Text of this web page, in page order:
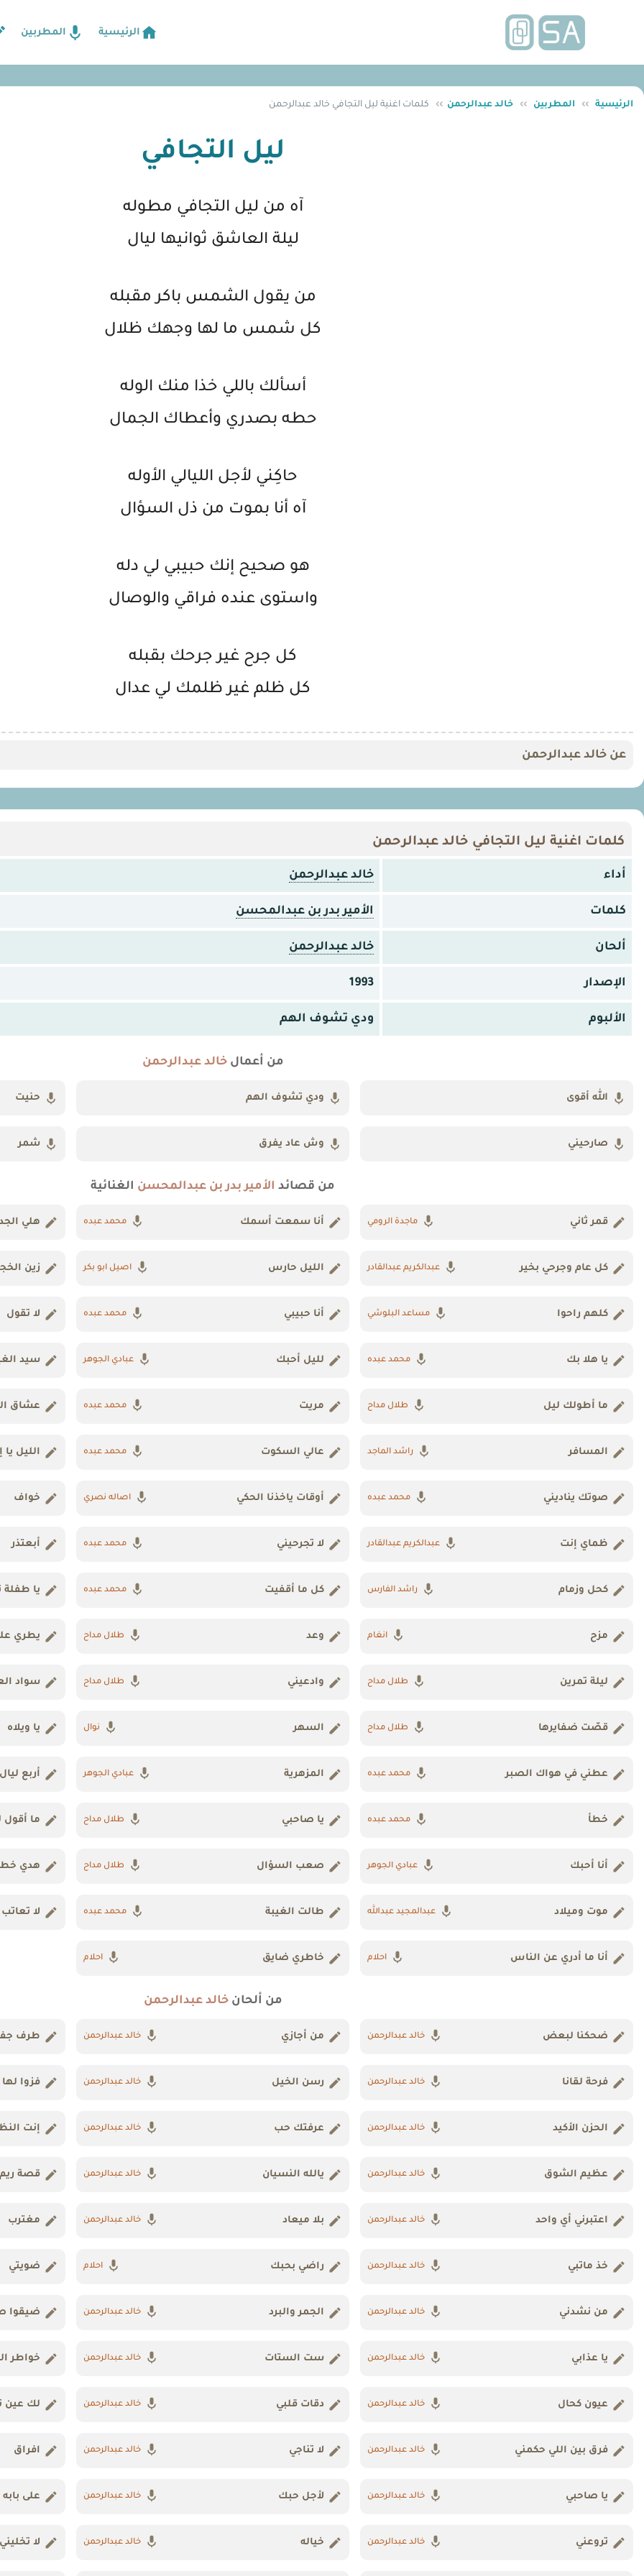
الرئيسية المطربين
الرئيسية ›› المطربين ›› خالد عبدالرحمن ›› كلمات اغنية ليل التجافي خالد عبدالرحمن
ليل التجافي
آه من ليل التجافي مطوله
ليلة العاشق ثوانيها ليال
من يقول الشمس باكر مقبله
كل شمس ما لها وجهك ظلال
أسألك باللي خذا منك الوله
حطه بصدري وأعطاك الجمال
حاكِني لأجل الليالي الأوله
آه أنا بموت من ذل السؤال
هو صحيح إنك حبيبي لي دله
واستوى عنده فراقي والوصال
كل جرح غير جرحك بقبله
كل ظلم غير ظلمك لي عدال
عن خالد عبدالرحمن
كلمات اغنية ليل التجافي خالد عبدالرحمن
أداء خالد عبدالرحمن
كلمات الأمير بدر بن عبدالمحسن
ألحان خالد عبدالرحمن
الإصدار 1993
الألبوم ودي تشوف الهم
من أعمالخالد عبدالرحمن
الله أقوى ودي تشوف الهم حنيت
صارحيني وش عاد يفرق شمر
من قصائد الأمير بدر بن عبدالمحسن الغنائية
قمر ثاني ماجدة الرومي أنا سمعت أسمك محمد عبده هلي
كل عام وجرحي بخير عبدالكريم عبدالقادر الليل حارس اصيل ابو بكر زين
كلهم راحوا مساعد البلوشي أنا حبيبي محمد عبده لا تقول
يا هلا بك محمد عبده لليل أحبك عبادي الجوهر سيد
ما أطولك ليل طلال مداح مريت محمد عبده عشاق
المسافر راشد الماجد عالي السكوت محمد عبده الليل يا
صوتك يناديني محمد عبده أوقات ياخذنا الحكي اصاله نصري خواف
ظماي إنت عبدالكريم عبدالقادر لا تجرحيني محمد عبده أبعتذر
كحل وزمام راشد الفارس كل ما أقفيت محمد عبده يا
مزح انغام وعد طلال مداح يطري
ليلة تمرين طلال مداح وادعيني طلال مداح سواد
قصّت ضفايرها طلال مداح السهر نوال يا ويلاه
عطني في هواك الصبر محمد عبده المزهرية عبادي الجوهر أربع ليال
خطأ محمد عبده يا صاحبي طلال مداح ما أقول
أنا أحبك عبادي الجوهر صعب السؤال طلال مداح هدي
موت وميلاد عبدالمجيد عبدالله طالت الغيبة محمد عبده لا تعاتب
أنا ما أدري عن الناس احلام خاطري ضايق احلام
من ألحانخالد عبدالرحمن
ضحكنا لبعض خالد عبدالرحمن من أجازي خالد عبدالرحمن طرف
فرحة لقانا خالد عبدالرحمن رسن الخيل خالد عبدالرحمن فزوا لها
الحزن الأكيد خالد عبدالرحمن عرفتك حب خالد عبدالرحمن إنت
عظيم الشوق خالد عبدالرحمن يالله النسيان خالد عبدالرحمن قصة ريم
اعتبرني أي واحد خالد عبدالرحمن بلا ميعاد خالد عبدالرحمن مغترب
خذ ماتبي خالد عبدالرحمن راضي بحبك احلام ضويتي
من نشدني خالد عبدالرحمن الجمر والبرد خالد عبدالرحمن ضيقوا
يا عذابي خالد عبدالرحمن ست الستات خالد عبدالرحمن خواطر
عيون كحال خالد عبدالرحمن دقات قلبي خالد عبدالرحمن لك عين
فرق بين اللي حكمني خالد عبدالرحمن لا تناجي خالد عبدالرحمن افراق
يا صاحبي خالد عبدالرحمن لأجل حبك خالد عبدالرحمن على بابه
تروعني خالد عبدالرحمن خياله خالد عبدالرحمن لا تخليني